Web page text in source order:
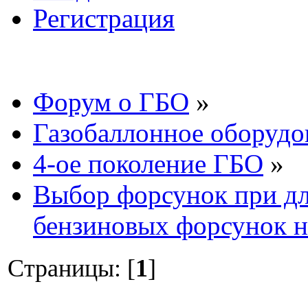
Регистрация
Форум о ГБО »
Газобаллонное
4-ое поколение ГБО »
Выбор форсунок при
бензиновых форсунок
Страницы: [1]